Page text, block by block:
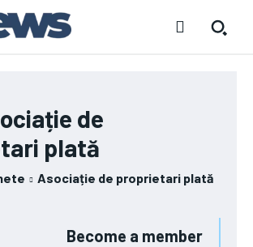
de
plată
Asociație de proprietari plată
Become a member